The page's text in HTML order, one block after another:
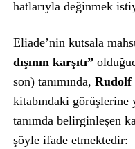
hatlarıyla değinmek
Eliade’nin kutsala
dışının karşıtı”
son) tanımında, Rudolf
kitabındaki görüşlerine
tanımda belirginleşen
şöyle ifade etmektedir: